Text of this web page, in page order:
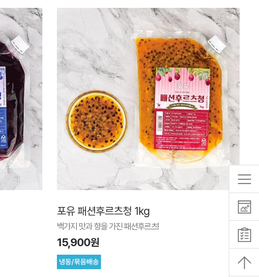
포유 패션후르츠청 1kg
백가지 맛과 향을 가진 패션후르츠!
15,900원